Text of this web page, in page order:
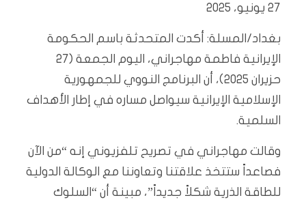
27 يونيو، 2025
بغداد/المسلة: أكدت المتحدثة باسم الحكومة
الإيرانية فاطمة مهاجراني، اليوم الجمعة (27
حزيران 2025)، أن البرنامج النووي للجمهورية
الإسلامية الإيرانية سيواصل مساره في إطار الأهداف
السلمية.
وقالت مهاجراني في تصريح تلفزيوني إنه “من الآن
فصاعداً ستتخذ علاقتنا وتعاوننا مع الوكالة الدولية
للطاقة الذرية شكلاً جديداً”، مبينة أن “السلوك